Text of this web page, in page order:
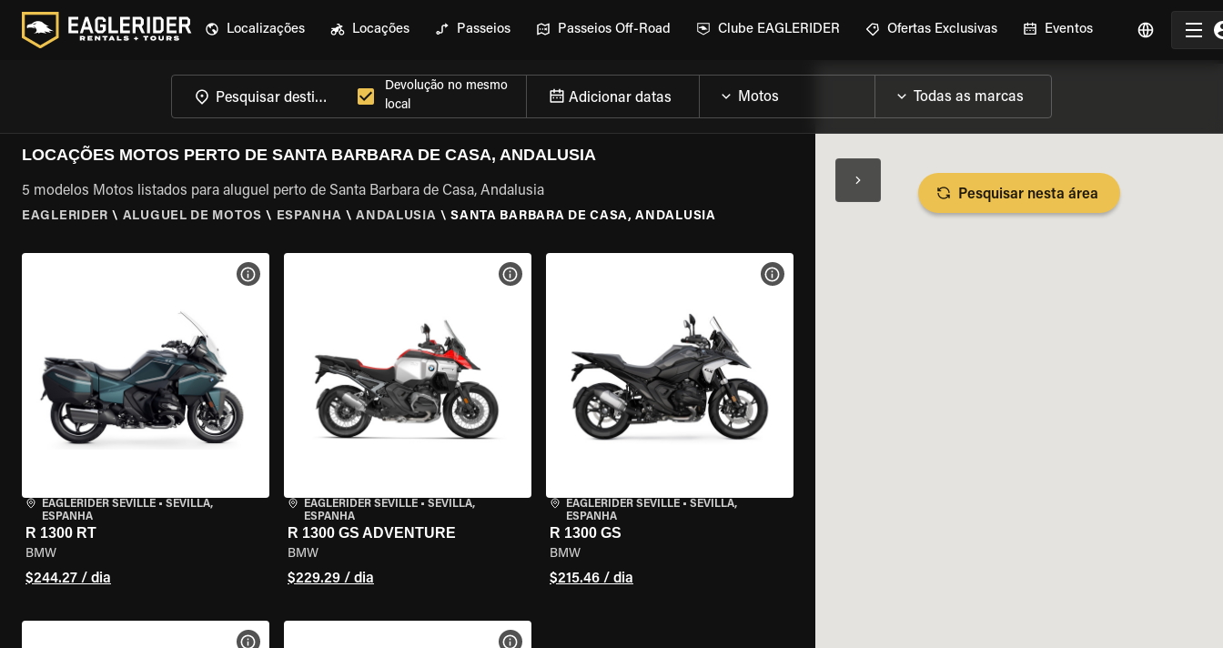
Localizações Locações Passeios Passeios Off-Road Clube EAGLERIDER Ofertas Exclusivas Eventos
Devolução no mesmo
local
Adicionar datas
LOCAÇÕES MOTOS PERTO DE SANTA BARBARA DE CASA, ANDALUSIA
5 modelos Motos listados para aluguel perto de Santa Barbara de Casa, Andalusia
EAGLERIDER \ ALUGUEL DE MOTOS \ ESPANHA \ ANDALUSIA \ SANTA BARBARA DE CASA, ANDALUSIA
EAGLERIDER SEVILLE • SEVILLA,
ESPANHA
R 1300 RT
BMW
$244.27 / dia
VER ESPECIFICAÇÕES DA MOTO
EAGLERIDER SEVILLE• SEVILLA,
ESPANHA
R 1300 GS ADVENTURE
BMW
$229.29 / dia
VER ESPECIFICAÇÕES DA MOTO
EAGLERIDER SEVILLE• SEVILLA,
ESPANHA
R 1300 GS
BMW
$215.46 / dia
VER ESPECIFICAÇÕES DA MOTO
VER ESPECIFICAÇÕES DA MOTO VER ESPECIFICAÇÕES DA MOTO
Pesquisar nesta área